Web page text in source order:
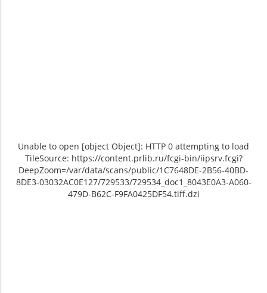
Unable to open [object Object]: HTTP 0 attempting to load
TileSource: https://content.prlib.ru/fcgi-bin/iipsrv.fcgi?
DeepZoom=/var/data/scans/public/1C7648DE-2B56-40BD-
8DE3-03032AC0E127/729533/729534_doc1_8043E0A3-A060-
479D-B62C-F9FA0425DF54.tiff.dzi